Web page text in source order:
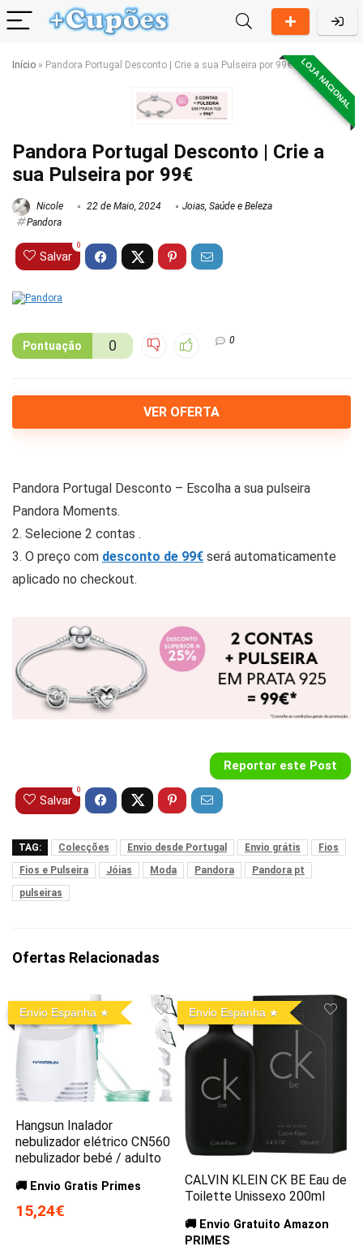
Início » Pandora Portugal Desconto | Crie a sua Pulseira por 99€ LOJA NACIONAL
Pandora Portugal Desconto | Crie a
sua Pulseira por 99€
Nicole 22 de Maio, 2024 Joias, Saúde e Beleza
Pandora
Salvar
0
Pontuação 0 0
VER OFERTA
Pandora Portugal Desconto – Escolha a sua pulseira
Pandora Moments.
2. Selecione 2 contas .
3. O preço com desconto de 99€ será automaticamente
aplicado no checkout.
Reportar este Post
Salvar
0
TAG: Colecções Envio desde Portugal Envio grátis
Fios
Fios e Pulseira
Jóias Moda Pandora
Pandora pt
pulseiras
Ofertas Relacionadas
Envio Espanha
Hangsun Inalador
nebulizador elétrico CN560
nebulizador bebé / adulto
🚚 Envio Gratis Primes
15,24€
Envio Espanha
CALVIN KLEIN CK BE Eau de
Toilette Unissexo 200ml
🚚 Envio Gratuito Amazon
PRIMES